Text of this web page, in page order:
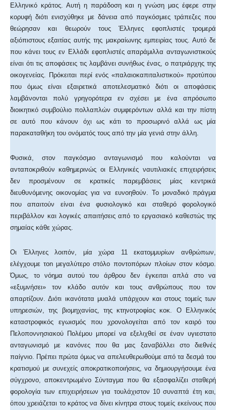
Eλληνικό κράτος. Αυτή η παράδοση και η γνώση μας έφερε στην
κορυφή διότι ενισχύθηκε με δάνεια από παγκόσμιες τράπεζες που
θεώρησαν και θεωρούν τους Έλληνες εφοπλιστές τρομερά
αξιόπιστους εξαιτίας αυτής της μακραίωνης εμπειρίας τους. Αυτό δε
που κάνει τους εν Ελλάδι εφοπλιστές απαράμιλλα ανταγωνιστικούς
είναι ότι τις αποφάσεις τις λαμβάνει συνήθως ένας, ο πατριάρχης της
οικογενείας. Πρόκειται περί ενός «παλαιοκαπιταλιστικού» προτύπου
που όμως είναι εξαιρετικά αποτελεσματικό διότι οι αποφάσεις
λαμβάνονται πολύ γρηγορότερα εν σχέσει με ένα απρόσωπο
διοικητικό συμβούλιο πολλαπλών συμφερόντων αλλά και την πίστη
σε αυτό που κάνουν όχι ως κάτι το προσωρινό αλλά ως μία
παρακαταθήκη του ονόματός τους από την μία γενιά στην άλλη.
Φυσικά, στον παγκόσμιο ανταγωνισμό που καλούνται να
ανταποκριθούν καθημερινώς οι Ελληνικές ναυτιλιακές επιχειρήσεις
δεν προσμένουν σε κρατικές παρεμβάσεις μίας κεντρικά
διευθυνόμενης οικονομίας για να ευνοηθούν. Το μοναδικό πράγμα
που απαιτούν είναι ένα φυσιολογικό και σταθερό φορολογικό
περιβάλλον και λογικές απαιτήσεις από το εργασιακό καθεστώς της
σημαίας κάθε χώρας.
Οι Έλληνες λοιπόν, μία χώρα 11 εκατομμυρίων ανθρώπων,
ελέγχουμε τοn μεγαλύτερο στόλο ποντοπόρων πλοίων στον κόσμο.
Όμως, το νόημα αυτού του άρθρου δεν έγκειται απλά στο να
«εξυμνήσει» τον κλάδο αυτόν και τους ανθρώπους που τον
απαρτίζουν. Διότι ικανότατα μυαλά υπάρχουν και στους τομείς των
υπηρεσιών, της βιομηχανίας, της κτηνοτροφίας κοκ. Ο Ελληνικός
καταστροφικός εγωισμός που χρονολογείται από τον καιρό του
Πελοποννησιακού Πολέμου μπορεί να εξελιχθεί σε έναν υγιεστατο
ανταγωνισμό με κανόνες που θα μας ξαναβάλλει στο διεθνές
παίγνιο. Πρέπει πρώτα όμως να απελευθερωθούμε από τα δεσμά του
κρατισμού με συνεχείς αποκρατικοποιήσεις, να δημιουργήσουμε ένα
σύγχρονο, αποκεντρωμένο Σύνταγμα που θα εξασφαλίζει σταθερή
φορολογία των επιχειρήσεων για τουλάχιστον 10 συναπτά έτη και,
όπου χρειάζεται το κράτος να δίνει κίνητρα στους τομείς εκείνους που